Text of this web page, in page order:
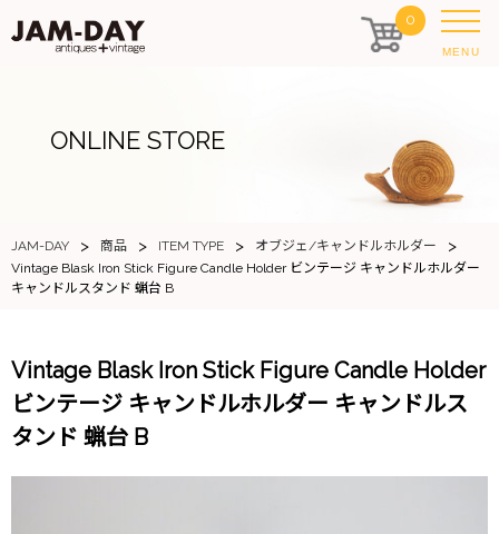
0
MENU
ONLINE STORE
JAM-DAY > 商品 > ITEM TYPE > オブジェ/キャンドルホルダー >
Vintage Blask Iron Stick Figure Candle Holder ビンテージ キャンドルホルダー
キャンドルスタンド 蝋台 B
Vintage Blask Iron Stick Figure Candle Holder
ビンテージ キャンドルホルダー キャンドルス
タンド 蝋台 B